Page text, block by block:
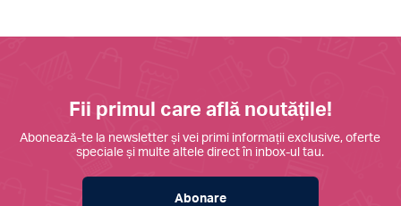
Fii primul care află noutățile!
Abonează-te la newsletter și vei primi informații exclusive, oferte
speciale și multe altele direct în inbox-ul tau.
Abonare